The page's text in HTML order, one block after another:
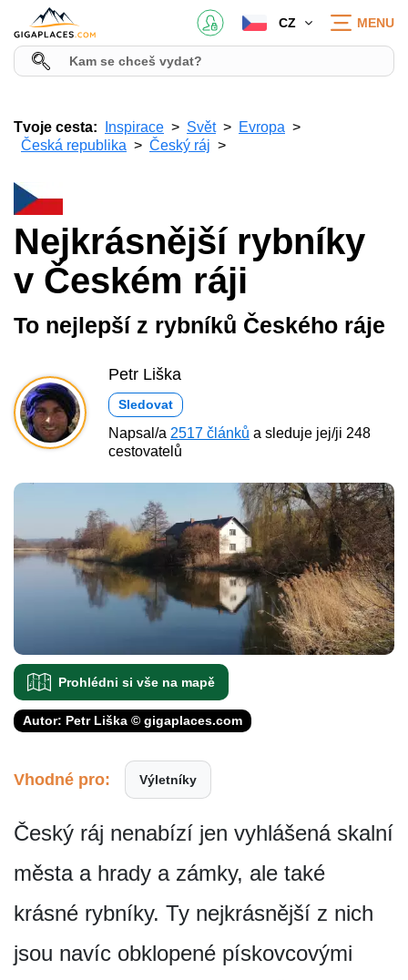
CZ MENU
Tvoje cesta: Inspirace Svět
Evropa
Česká republika
Český ráj
Nejkrásnější rybníky
v Českém ráji
To nejlepší z rybníků Českého ráje
Petr Liška
Sledovat
Napsal/a 2517 článků a sleduje jej/ji 248
cestovatelů
Prohlédni si vše na mapě
Autor: Petr Liška © gigaplaces.com
Vhodné pro: Výletníky
Český ráj nenabízí jen vyhlášená skalní
města a hrady a zámky, ale také
krásné rybníky. Ty nejkrásnější z nich
jsou navíc obklopené pískovcovými